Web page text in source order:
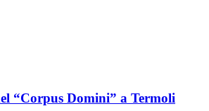
“Corpus Domini” a Termoli